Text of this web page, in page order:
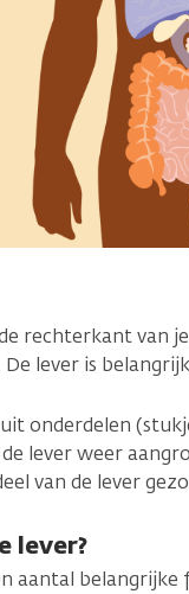
rechterkant van
lever is
onderdelen
lever weer
van de lever
lever?
aantal belangrijke